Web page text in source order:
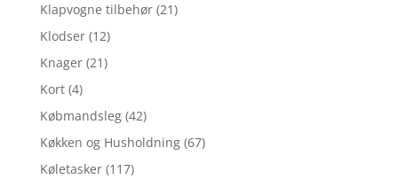
Klapvogne tilbehør (21)
Klodser (12)
Knager (21)
Kort (4)
Købmandsleg (42)
Køkken og Husholdning (67)
Køletasker (117)